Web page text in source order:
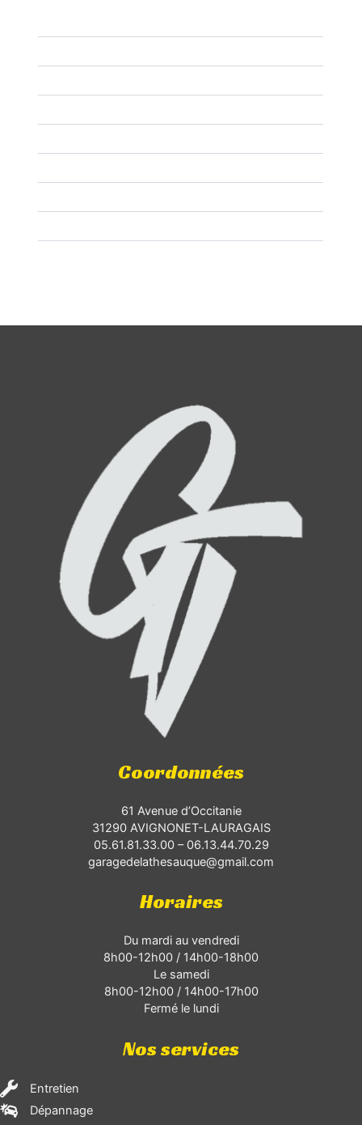
Coordonnées
61 Avenue d’Occitanie
31290 AVIGNONET-LAURAGAIS
05.61.81.33.00– 06.13.44.70.29
garagedelathesauque@gmail.com
Horaires
Du mardi au vendredi
8h00-12h00 / 14h00-18h00
Le samedi
8h00-12h00 / 14h00-17h00
Fermé le lundi
Nos services
Entretien
Dépannage